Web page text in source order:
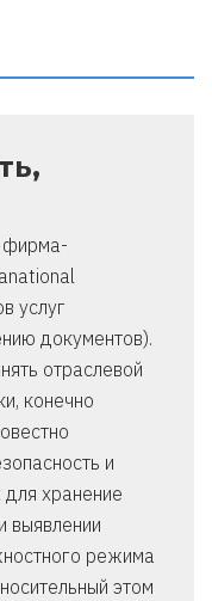
фирма-
услуг
документов).
отраслевой
конечно
и
хранение
выявлении
режима
этом